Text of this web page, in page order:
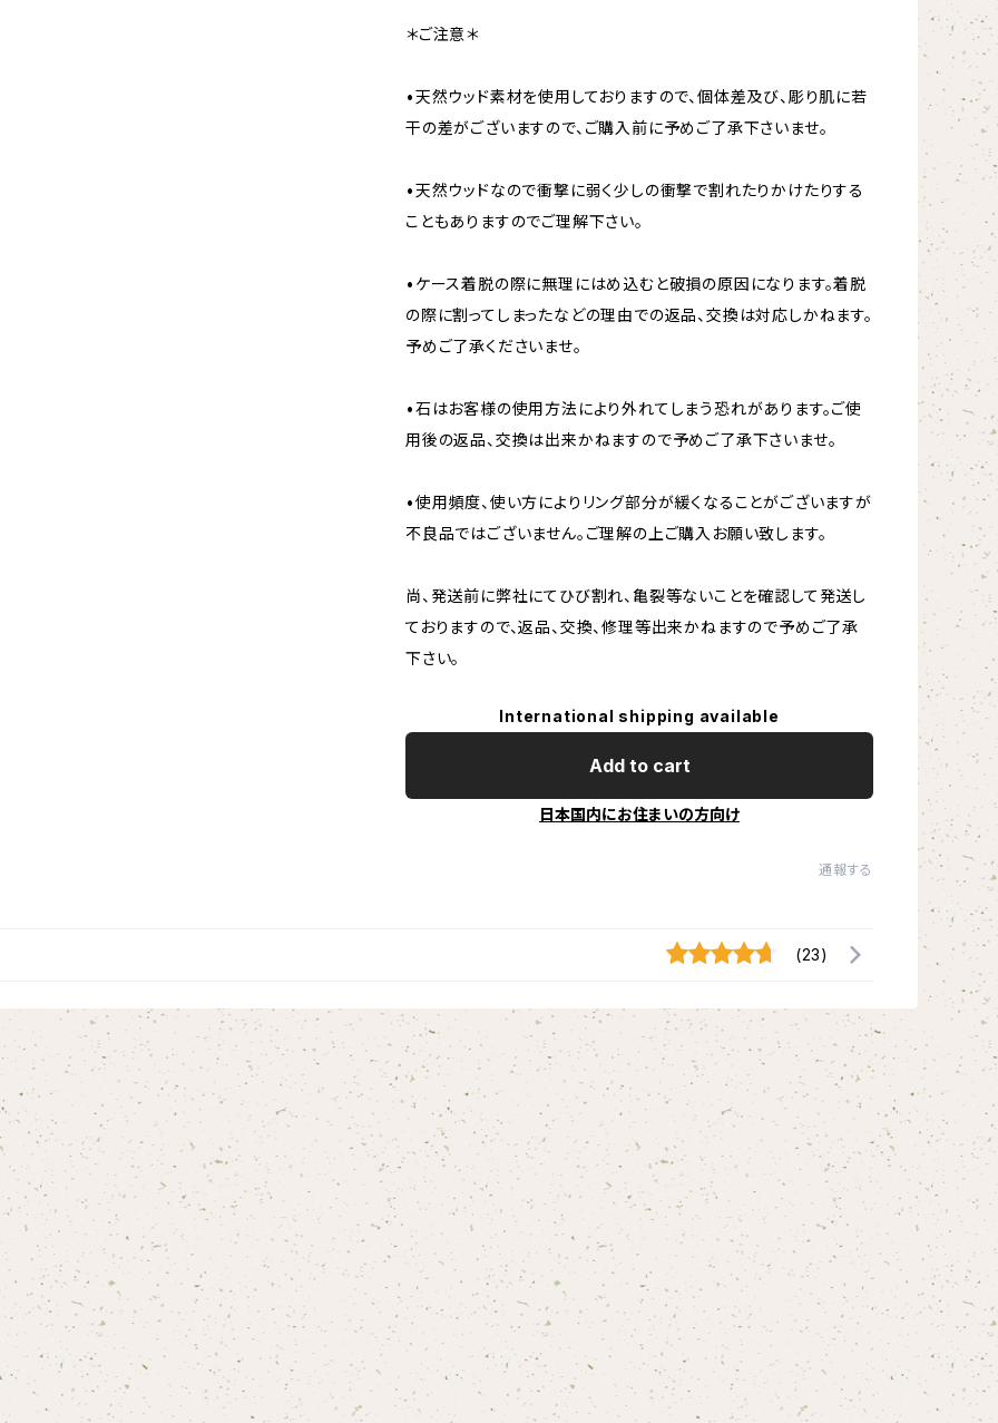
＊ご注意＊
•天然ウッド素材を使用しておりますので、個体差及び、彫り肌に若
干の差がございますので、ご購入前に予めご了承下さいませ。
•天然ウッドなので衝撃に弱く少しの衝撃で割れたりかけたりする
こともありますのでご理解下さい。
•ケース着脱の際に無理にはめ込むと破損の原因になります。着脱
の際に割ってしまったなどの理由での返品、交換は対応しかねます。
予めご了承くださいませ。
•石はお客様の使用方法により外れてしまう恐れがあります。ご使
用後の返品、交換は出来かねますので予めご了承下さいませ。
•使用頻度、使い方によりリング部分が緩くなることがございますが
不良品ではございません。ご理解の上ご購入お願い致します。
尚、発送前に弊社にてひび割れ、亀裂等ないことを確認して発送し
ておりますので、返品、交換、修理等出来かねますので予めご了承
下さい。
International shipping available
Add to cart
日本国内にお住まいの方向け
通報する
(23)